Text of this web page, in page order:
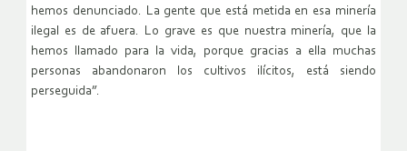
hemos denunciado. La gente que está metida en esa minería
ilegal es de afuera. Lo grave es que nuestra minería, que la
hemos llamado para la vida, porque gracias a ella muchas
personas abandonaron los cultivos ilícitos, está siendo
perseguida”.